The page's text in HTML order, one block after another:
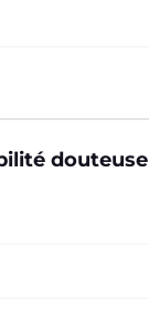
douteuse